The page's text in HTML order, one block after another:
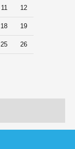
11 12
18 19
25 26